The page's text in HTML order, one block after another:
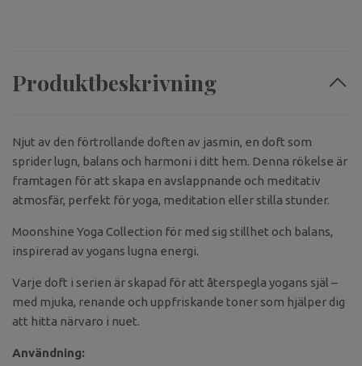
Produktbeskrivning
Njut av den förtrollande doften av jasmin, en doft som
sprider lugn, balans och harmoni i ditt hem. Denna rökelse är
framtagen för att skapa en avslappnande och meditativ
atmosfär, perfekt för yoga, meditation eller stilla stunder.
Moonshine Yoga Collection för med sig stillhet och balans,
inspirerad av yogans lugna energi.
Varje doft i serien är skapad för att återspegla yogans själ –
med mjuka, renande och uppfriskande toner som hjälper dig
att hitta närvaro i nuet.
Användning: